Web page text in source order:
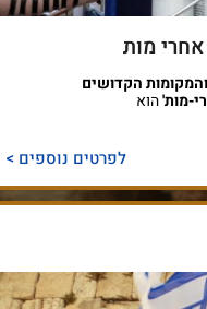
מות
הקדושים
מות'הוא
לפרטים נוספים >